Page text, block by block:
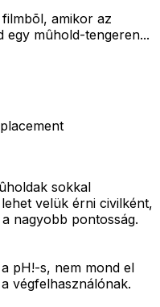
amikor az
egy mûhold-tengeren...
sokkal
velük érni civilként,
nagyobb pontosság.
pH!-s, nem mond el
végfelhasználónak.